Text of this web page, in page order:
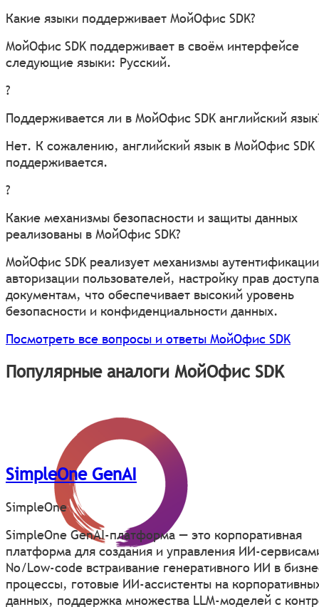
Какие языки поддерживает МойОфис SDK?
МойОфис SDK поддерживает в своём интерфейсе
следующие языки: Русский.
?
Поддерживается ли в МойОфис SDK английский
Нет. К сожалению, английский язык в МойОфис SDK
поддерживается.
?
Какие механизмы безопасности и защиты данных
реализованы в МойОфис SDK?
МойОфис SDK реализует механизмы
авторизации пользователей, настройку прав
документам, что обеспечивает высокий уровень
безопасности и конфиденциальности данных.
Посмотреть все вопросы и ответы МойОфис SDK
Популярные аналоги МойОфис SDK
SimpleOne GenAI
SimpleOne
SimpleOne GenAI-платформа — это корпоративная
платформа для создания и управления ИИ-
No/Low-code встраивание генеративного ИИ в
процессы, готовые ИИ-ассистенты на
данных, поддержка множества LLM-моделей с